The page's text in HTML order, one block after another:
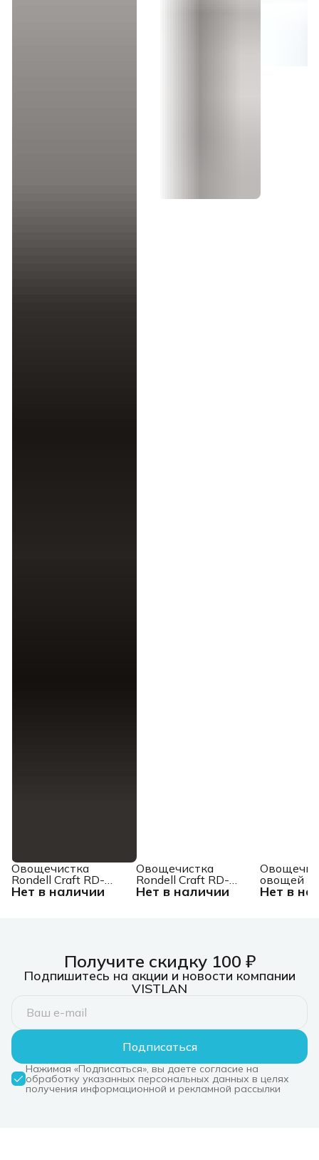
Нет в наличии
Овощечистка
Rondell Craft RD-
1875 черный/
Нет в наличии
Овощечистка
Rondell Craft RD-
1874 черный/
Нет в
овощей и
Victorinox
Получите скидку 100 ₽
Подпишитесь на акции и новости компании
VISTLAN
Подписаться
Нажимая «Подписаться», вы даете согласие на
обработку указанных персональных данных в целях
получения информационной и рекламной рассылки